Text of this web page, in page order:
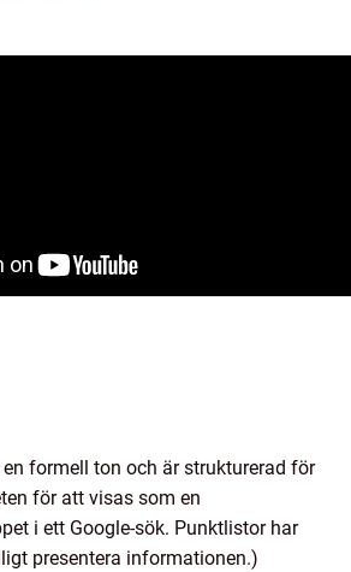
formell ton och är strukturerad för
för att visas som en
i ett Google-sök. Punktlistor har
presentera informationen.)